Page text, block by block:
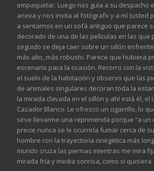
empaquetar. Luego nos guía a su despacho
anexa y nos invita al fotógrafo y a mí (usted
a sentarnos en un sofá antiguo que parece
decorado de una de las películas en las que
seguido se deja caer sobre un sillón
más alto, más robusto. Parece que hubiera
escenario para la ocasión. Recorro con la
el suelo de la habitación y observo que las
de animales singulares decoran toda la
la mirada clavada en el sillón y ahí está él, el
Cazador Blanco. Le ofrezco un cigarrillo, lo
sirve llevarme una reprimenda porque “a un
precie nunca se le ocurriría fumar cerca de su
hombre con la trayectoria cinegética más
mundo cruza las piernas mientras me mira
mirada fría y media sonrisa, como si quisiera